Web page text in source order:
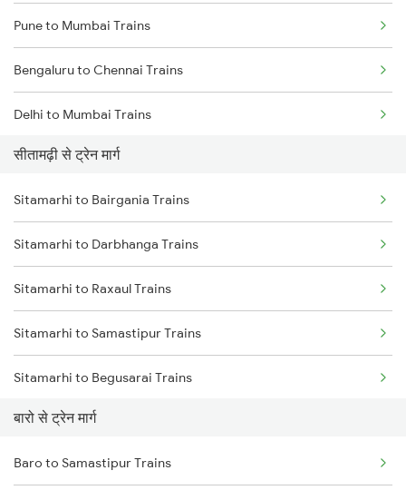
Pune to Mumbai Trains
Bengaluru to Chennai Trains
Delhi to Mumbai Trains
Mumbai to Pune Trains
Delhi to Jammu Trains
Mumbai to Delhi Trains
Mumbai to Goa Trains
Chennai to Coimbatore Trains
सीतामढ़ी से ट्रेन मार्ग
Sitamarhi to Bairgania Trains
Sitamarhi to Darbhanga Trains
Sitamarhi to Raxaul Trains
Sitamarhi to Samastipur Trains
Sitamarhi to Begusarai Trains
Sitamarhi to New Delhi Trains
Sitamarhi to Siliguri Trains
बारो से ट्रेन मार्ग
Baro to Samastipur Trains